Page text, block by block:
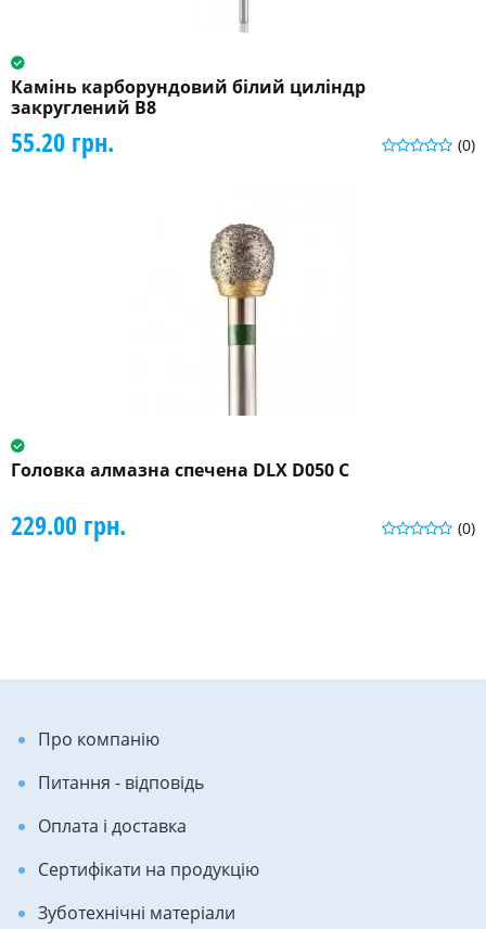
Камінь карборундовий білий циліндр
закруглений B8
(0)
55.20 грн.
Головка алмазна спечена DLX D050 C
(0)
229.00 грн.
Про компанію
Питання - відповідь
Оплата і доставка
Сертифікати на продукцію
Зуботехнічні матеріали